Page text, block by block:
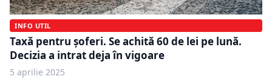
INFO UTIL
Taxă pentru șoferi. Se achită 60 de lei pe lună.
Decizia a intrat deja în vigoare
5 aprilie 2025